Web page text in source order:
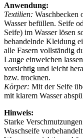
Anwendung:
Textilien: Waschbecken
Wasser befüllen. Seife
Seife) im Wasser lösen
behandelnde Kleidung
alle Fasern vollständig
Lauge einweichen
vorsichtig und leicht
bzw. trocknen.
Körper: Mit der Seife
mit klarem Wasser
Hinweis:
Starke
Waschseife